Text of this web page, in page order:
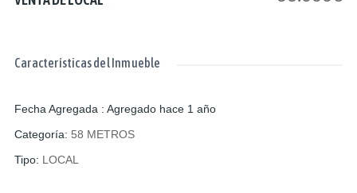
Características del Inmueble
Fecha Agregada : Agregado hace 1 año
Categoría: 58 METROS
Tipo: LOCAL